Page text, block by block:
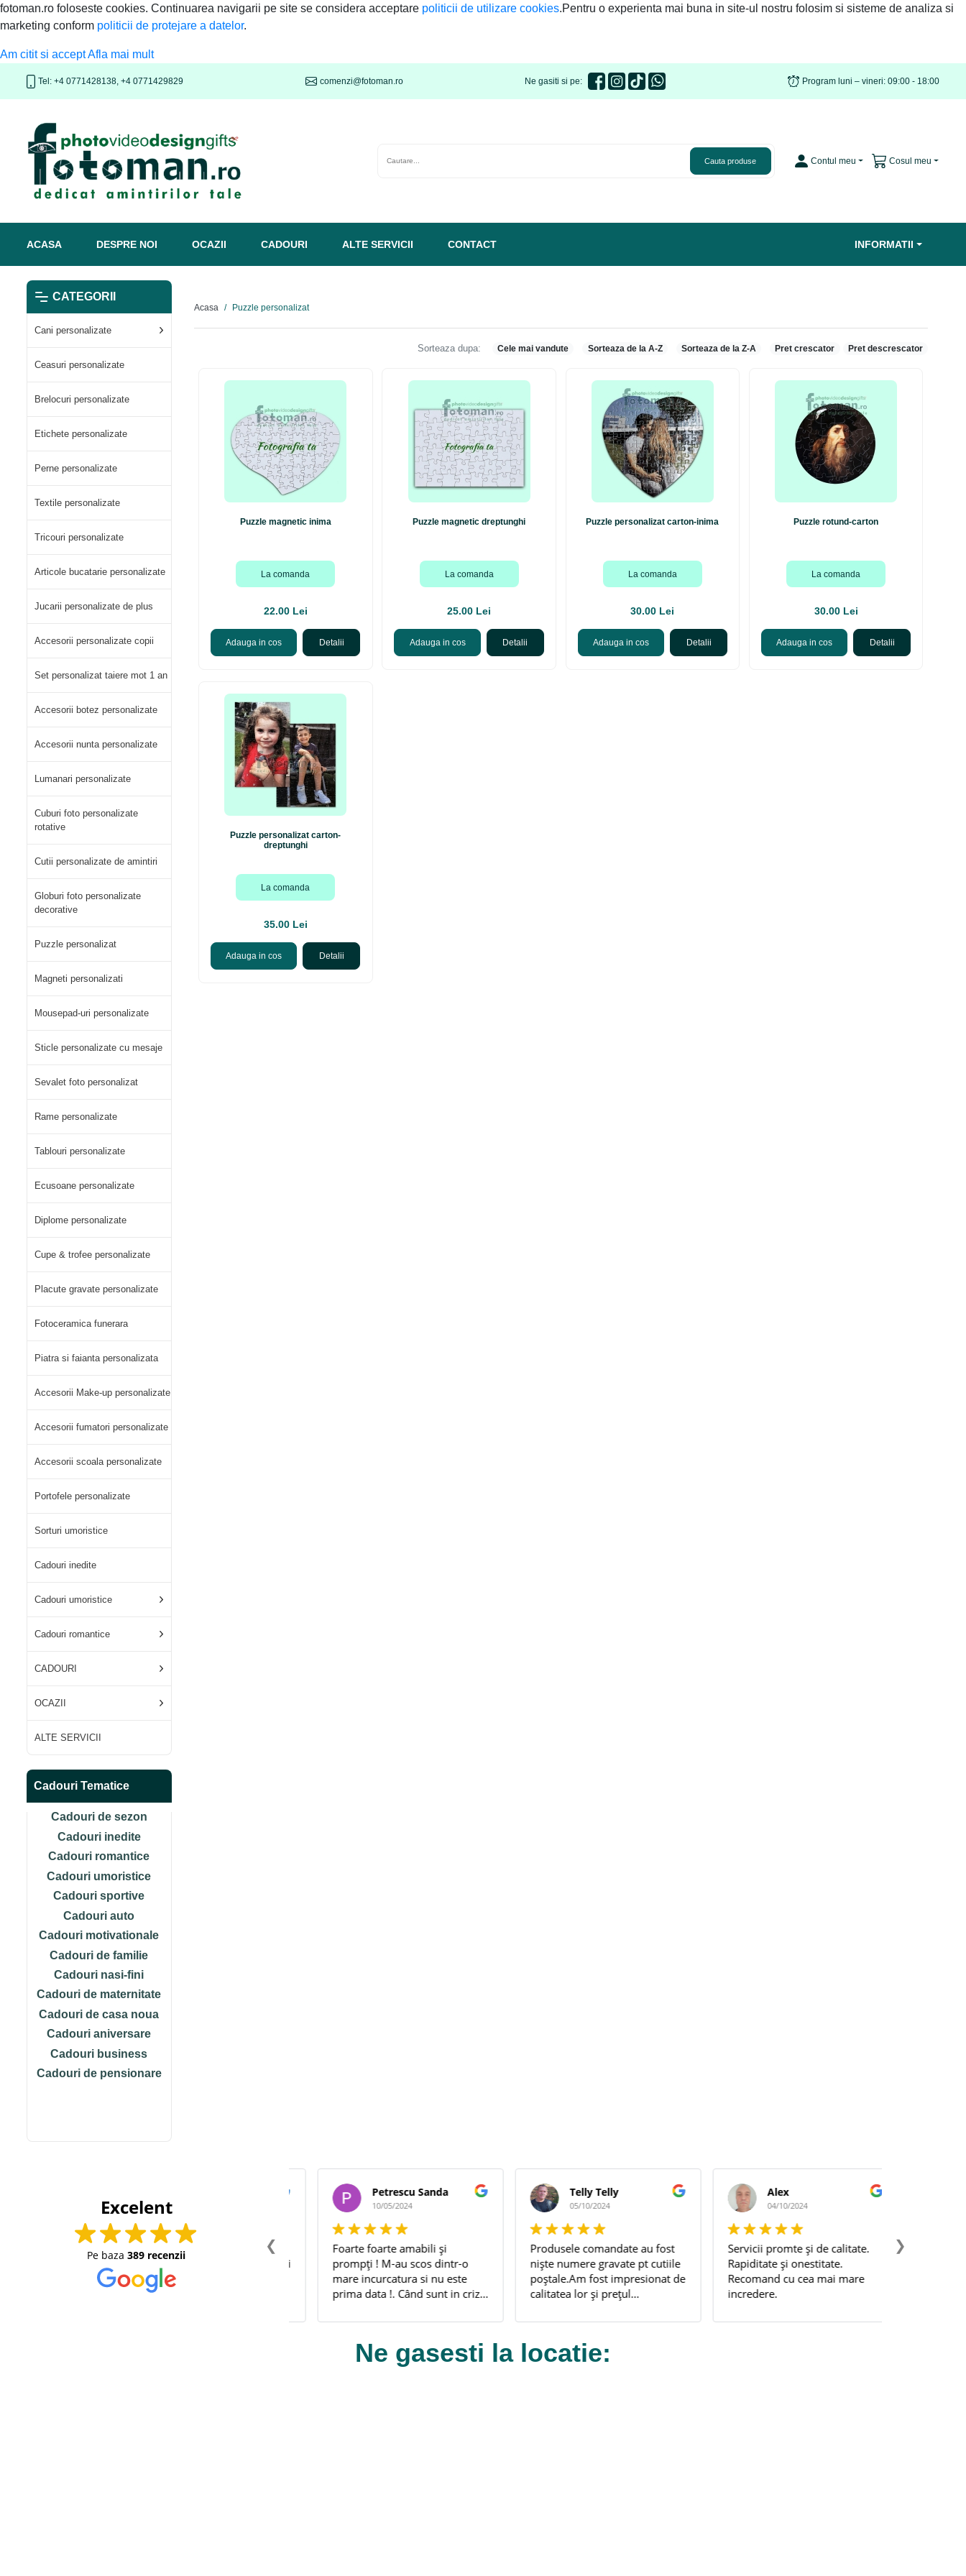
fotoman.ro foloseste cookies. Continuarea navigarii pe site se considera acceptare politicii de utilizare cookies.Pentru o experienta mai buna in site-ul nostru folosim si sisteme de analiza si
marketing conform politicii de protejare a datelor.
Am citit si acceptAfla mai mult
Tel: +4 0771428138, +4 0771429829 comenzi@fotoman.ro Ne gasiti si pe: Program luni – vineri: 09:00 - 18:00
Cauta produse Contul meu Cosul meu
ACASA (CURRENT)DESPRE NOI OCAZII CADOURI ALTE SERVICII CONTACT INFORMATII
CATEGORII
Cani personalizate
Ceasuri personalizate
Brelocuri personalizate
Etichete personalizate
Perne personalizate
Textile personalizate
Tricouri personalizate
Articole bucatarie personalizate
Jucarii personalizate de plus
Accesorii personalizate copii
Set personalizat taiere mot 1 an
Accesorii botez personalizate
Accesorii nunta personalizate
Lumanari personalizate
Cuburi foto personalizate
rotative
Cutii personalizate de amintiri
Globuri foto personalizate
decorative
Puzzle personalizat
Magneti personalizati
Mousepad-uri personalizate
Sticle personalizate cu mesaje
Sevalet foto personalizat
Rame personalizate
Tablouri personalizate
Ecusoane personalizate
Diplome personalizate
Cupe & trofee personalizate
Placute gravate personalizate
Fotoceramica funerara
Piatra si faianta personalizata
Accesorii Make-up personalizate
Accesorii fumatori personalizate
Accesorii scoala personalizate
Portofele personalizate
Sorturi umoristice
Cadouri inedite
Cadouri umoristice
Cadouri romantice
CADOURI
OCAZII
ALTE SERVICII
Cadouri Tematice
Cadouri de sezon
Cadouri inedite
Cadouri romantice
Cadouri umoristice
Cadouri sportive
Cadouri auto
Cadouri motivationale
Cadouri de familie
Cadouri nasi-fini
Cadouri de maternitate
Cadouri de casa noua
Cadouri aniversare
Cadouri business
Cadouri de pensionare
Acasa Puzzle personalizat
Sorteaza dupa: Cele mai vandute Sorteaza de la A-Z Sorteaza de la Z-A Pret crescator Pret descrescator
Puzzle magnetic inima
La comanda
22.00 Lei
Adauga in cos Detalii
Puzzle magnetic dreptunghi
La comanda
25.00 Lei
Adauga in cos Detalii
Puzzle personalizat carton-inima
La comanda
30.00 Lei
Adauga in cos Detalii
Puzzle rotund-carton
La comanda
30.00 Lei
Adauga in cos Detalii
Puzzle personalizat carton-
dreptunghi
La comanda
35.00 Lei
Adauga in cos Detalii
Excelent
Pe baza 389 recenzii
❮
15/10/2024
Cu amabilitate și
profesionalism veți fi îndrumați
pentru alegerea produsului cel
mai bun pentru evenimentul
Petrescu Sanda
10/05/2024
Foarte foarte amabili și
prompți ! M-au scos dintr-o
mare incurcatura si nu este
prima data !. Când sunt in criza
Fotoman, mereu gasesc
Multumesc frumos. !
Telly Telly
05/10/2024
Produsele comandate au fost
niște numere gravate pt cutiile
poștale.Am fost impresionat de
calitatea lor și prețul
promt.Recomand cu incredere
Alex
04/10/2024
Servicii promte și de calitate.
Rapiditate și onestitate.
Recomand cu cea mai mare
incredere.
Recomand
❯
Ne gasesti la locatie: